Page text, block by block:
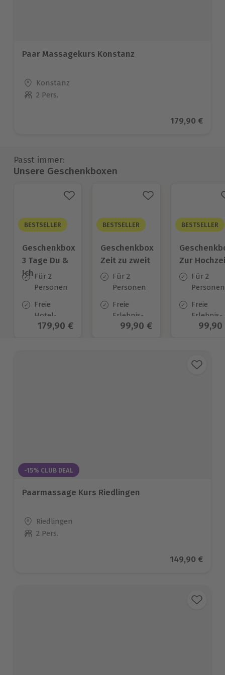
Paar Massagekurs Konstanz
Standort
Konstanz
Anzahl der Teilnehmer
2 Pers.
Aktueller
179,90 €
Passt immer:
Unsere Geschenkboxen
BESTSELLER
Geschenkbox
3 Tage Du &
Ich Für 2
Personen
Freie
Hotel-
Auswahl
Aktueller Preis
179,90 €
BESTSELLER
Geschenkbox
Zeit zu zweit
Für 2
Personen
Freie
Erlebnis-
Auswahl
Aktueller Preis
99,90 €
BESTSELLER
Zur
Für 2
Personen
Freie
Erlebnis-
Auswahl
99,90
-15% CLUB DEAL
Paarmassage Kurs Riedlingen
Standort
Riedlingen
Anzahl der Teilnehmer
2 Pers.
Aktueller
149,90 €